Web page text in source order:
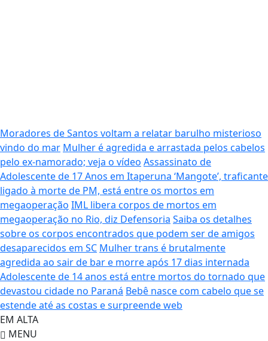
Moradores de Santos voltam a relatar barulho misterioso
vindo do mar Mulher é agredida e arrastada pelos cabelos
pelo ex-namorado; veja o vídeo Assassinato de
Adolescente de 17 Anos em Itaperuna ‘Mangote’, traficante
ligado à morte de PM, está entre os mortos em
megaoperação IML libera corpos de mortos em
megaoperação no Rio, diz Defensoria Saiba os detalhes
sobre os corpos encontrados que podem ser de amigos
desaparecidos em SC Mulher trans é brutalmente
agredida ao sair de bar e morre após 17 dias internada
Adolescente de 14 anos está entre mortos do tornado que
devastou cidade no Paraná Bebê nasce com cabelo que se
estende até as costas e surpreende web
EM ALTA
MENU